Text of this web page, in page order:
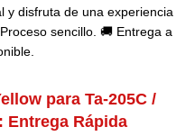
y disfruta de una experiencia
sencillo. 🚚 Entrega a
para Ta-205C /
Entrega Rápida